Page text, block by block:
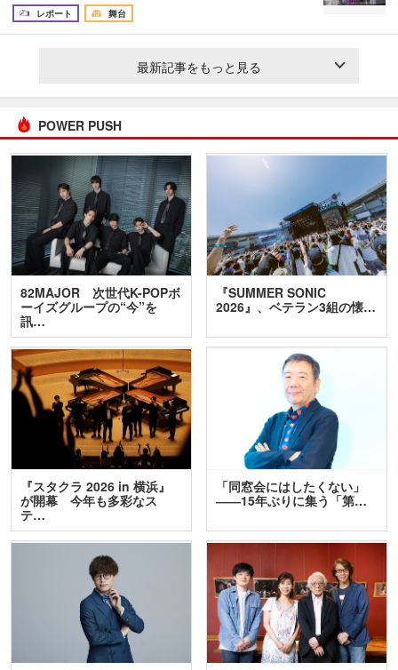
レポート
舞台
最新記事をもっと見る
POWER PUSH
82MAJOR 次世代K-POPボ
ーイズグループの“今”を
訊…
『SUMMER SONIC
2026』、ベテラン3組の懐…
『スタクラ 2026 in 横浜』
が開幕 今年も多彩なス
テ…
「同窓会にはしたくない」
――15年ぶりに集う「第…